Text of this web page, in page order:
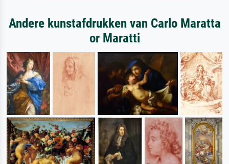
Andere kunstafdrukken van Carlo Maratta
or Maratti